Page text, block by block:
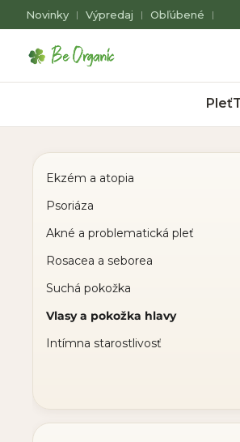
Novinky | Výpredaj | Obľúbené |
Pleť
Ekzém a atopia
Psoriáza
Akné a problematická pleť
Rosacea a seborea
Suchá pokožka
Vlasy a pokožka hlavy
Intímna starostlivosť